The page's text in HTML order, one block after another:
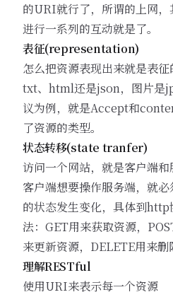
的URI就行了，所谓的上网
进行一系列的互动就是了。
表征(representation)
怎么把资源表现出来就是表
txt、html还是json，图片是
议为例，就是Accept和
了资源的类型。
状态转移(state tranfer)
访问一个网站，就是客户端和
客户端想要操作服务端，就
的状态发生变化，具体到
法：GET用来获取资源，
来更新资源，DELETE用来删
理解RESTful
使用URI来表示每一个资源